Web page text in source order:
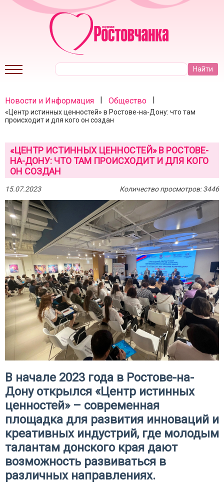
Новости и Информация | Общество |
«Центр истинных ценностей» в Ростове-на-Дону: что там
происходит и для кого он создан
«ЦЕНТР ИСТИННЫХ ЦЕННОСТЕЙ» В РОСТОВЕ-
НА-ДОНУ: ЧТО ТАМ ПРОИСХОДИТ И ДЛЯ КОГО
ОН СОЗДАН
15.07.2023 Количество просмотров: 3446
В начале 2023 года в Ростове-на-
Дону открылся «Центр истинных
ценностей» – современная
площадка для развития инноваций и
креативных индустрий, где молодым
талантам донского края дают
возможность развиваться в
различных направлениях.